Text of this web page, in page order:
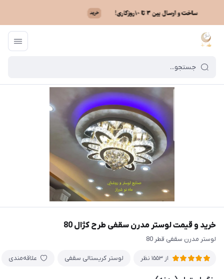
ماه نو / خرید لوستر بر اساس مدل
خرید و قیمت لوستر مدرن سقفی طرح کژال 80
لوستر مدرن سقفی قطر 80
از 1553 نظر لوستر کریستالی سقفی علاقه‌مندی